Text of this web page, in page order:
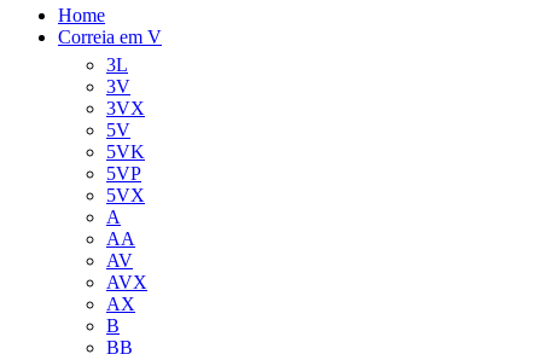
Home
Correia em V
3L
3V
3VX
5V
5VK
5VP
5VX
A
AA
AV
AVX
AX
B
BB